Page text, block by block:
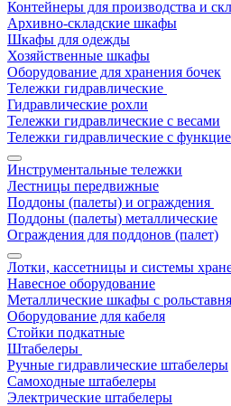
Контейнеры для производства и
Архивно-складские шкафы
Шкафы для одежды
Хозяйственные шкафы
Оборудование для хранения бочек
Тележки гидравлические
Гидравлические рохли
Тележки гидравлические с весами
Тележки гидравлические с
Инструментальные тележки
Лестницы передвижные
Поддоны (палеты) и ограждения
Поддоны (палеты) металлические
Ограждения для поддонов (палет)
Лотки, кассетницы и системы
Навесное оборудование
Металлические шкафы с
Оборудование для кабеля
Стойки подкатные
Штабелеры
Ручные гидравлические штабелеры
Самоходные штабелеры
Электрические штабелеры